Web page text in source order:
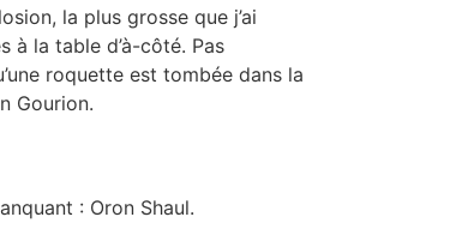
la plus grosse que j’ai
à la table d’à-côté. Pas
roquette est tombée dans la
Gourion.
: Oron Shaul.